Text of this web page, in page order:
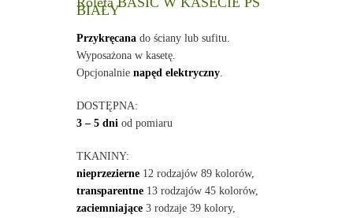
BIAŁY
Przykręcanado ściany lub sufitu.
Wyposażona w kasetę.
Opcjonalnie napęd elektryczny.
DOSTĘPNA:
3 – 5 dni od pomiaru
TKANINY:
nieprzezierne12 rodzajów 89 kolorów,
transparentne13 rodzajów 45 kolorów,
zaciemniające3 rodzaje 39 kolory,